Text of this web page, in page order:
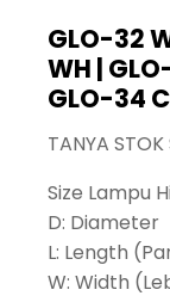
GLO-32
WH |
GLO-34
TANYA STOK
Size Lampu
D: Diameter
L: Length
W: Width